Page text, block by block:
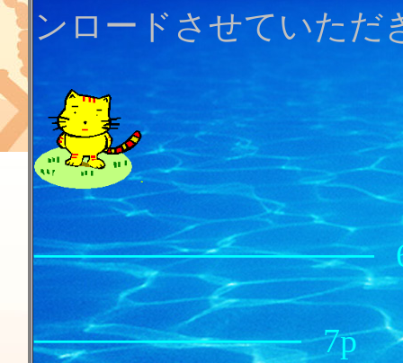
ンロードさせてい
黒ぶ
──────────────
マリヴ
─────────── 7p